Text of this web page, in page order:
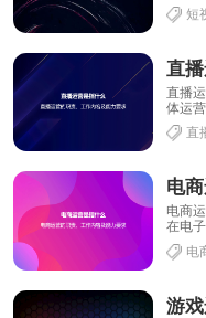
微视
短
直播
体运
策划
直
电商
在电
的过
电